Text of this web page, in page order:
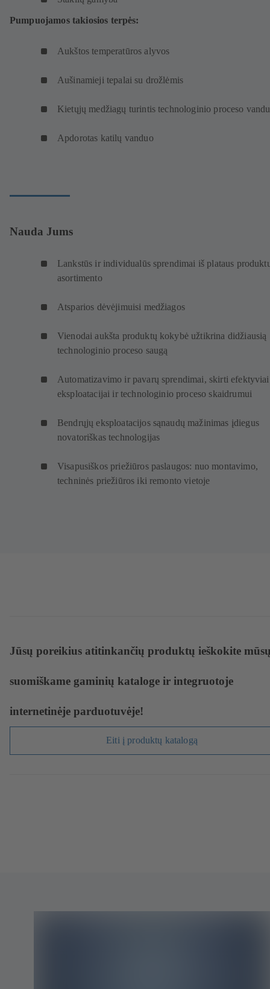
Pumpuojamos takiosios terpės:
Aukštos temperatūros alyvos
Aušinamieji tepalai su drožlėmis
Kietųjų medžiagų turintis technologinio proceso
Apdorotas katilų vanduo
Nauda Jums
Lankstūs ir individualūs sprendimai iš plataus
asortimento
Atsparios dėvėjimuisi medžiagos
Vienodai aukšta produktų kokybė užtikrina didžiausią
technologinio proceso saugą
Automatizavimo ir pavarų sprendimai, skirti efektyviai
eksploatacijai ir technologinio proceso skaidrumui
Bendrųjų eksploatacijos sąnaudų mažinimas įdiegus
novatoriškas technologijas
Visapusiškos priežiūros paslaugos: nuo montavimo,
techninės priežiūros iki remonto vietoje
Jūsų poreikius atitinkančių produktų ieškokite
suomiškame gaminių kataloge ir integruotoje
internetinėje parduotuvėje!
Eiti į produktų katalogą